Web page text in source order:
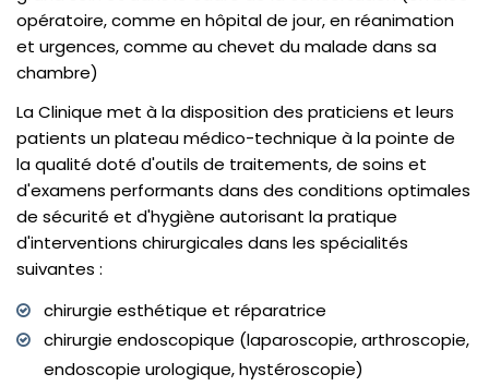
opératoire, comme en hôpital de jour, en réanimation
et urgences, comme au chevet du malade dans sa
chambre)
La Clinique met à la disposition des praticiens et leurs
patients un plateau médico-technique à la pointe de
la qualité doté d'outils de traitements, de soins et
d'examens performants dans des conditions optimales
de sécurité et d'hygiène autorisant la pratique
d'interventions chirurgicales dans les spécialités
suivantes :
chirurgie esthétique et réparatrice
chirurgie endoscopique (laparoscopie, arthroscopie,
endoscopie urologique, hystéroscopie)